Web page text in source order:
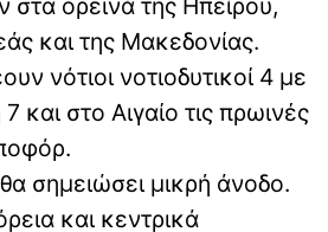
και της Μακεδονίας.
νότιοι νοτιοδυτικοί 4 με
και στο Αιγαίο τις πρωινές
θα σημειώσει μικρή άνοδο.
και κεντρικά